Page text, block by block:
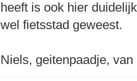
heeft is ook hier
wel fietsstad geweest.
Niels, geitenpaadje,